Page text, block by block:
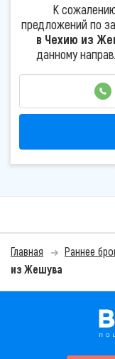
К
предложений по
в Чехию из
данному
Главная Раннее
из Жешува